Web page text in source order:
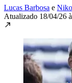
Lucas Barbosa e
Atualizado 18/04/26